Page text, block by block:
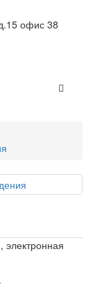
офис 38
, электронная